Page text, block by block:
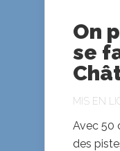
On
se
MIS EN
Avec 50
des